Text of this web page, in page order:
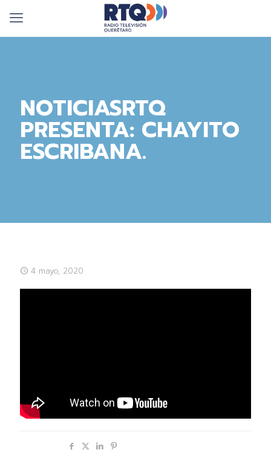
NOTICIASRTQ
PRESENTA: CHAYITO
ESCRIBANA.
4 mayo, 2020